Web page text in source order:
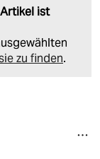
ist
zu finden.